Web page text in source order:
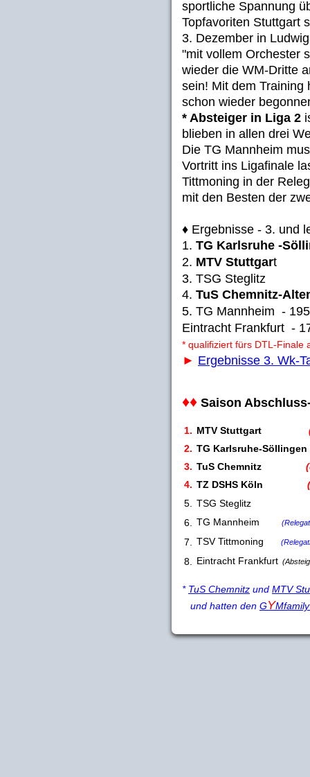
sportliche Spannung
Topfavoriten Stuttgart
3. Dezember in
"mit vollem Orchester
wieder die WM-Dritte
sein! Mit dem Training
schon wieder
* Absteiger in Liga 2
blieben in allen drei
Die TG Mannheim
Vortritt ins Ligafinale
Tittmoning in der
mit den Besten der
♦ Ergebnisse - 3. und
1. TG Karlsruhe -
2. MTV Stuttgart -
3. TSG
4. TuS Chemnitz-
5. TG Mannheim -
Eintracht Frankfurt -
* qualifiziert fürs DTL-Finale
► Ergebnisse 3. Wk-
♦♦ Saison
1. MTV Stuttgart
2. TG Karlsruhe-Söllingen
3. TuS Chemnitz
4. TZ DSHS Köln
5. TSG Steglitz
6. TG Mannheim
7. TSV Tittmoning
8. Eintracht Frankfurt
* TuS Chemnitz und MTV
und hatten den GY